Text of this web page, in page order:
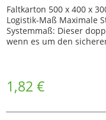
Faltkarton 500 x 400 x
Logistik-Maß Maximale
Systemmaß: Dieser
wenn es um den
1,82 €